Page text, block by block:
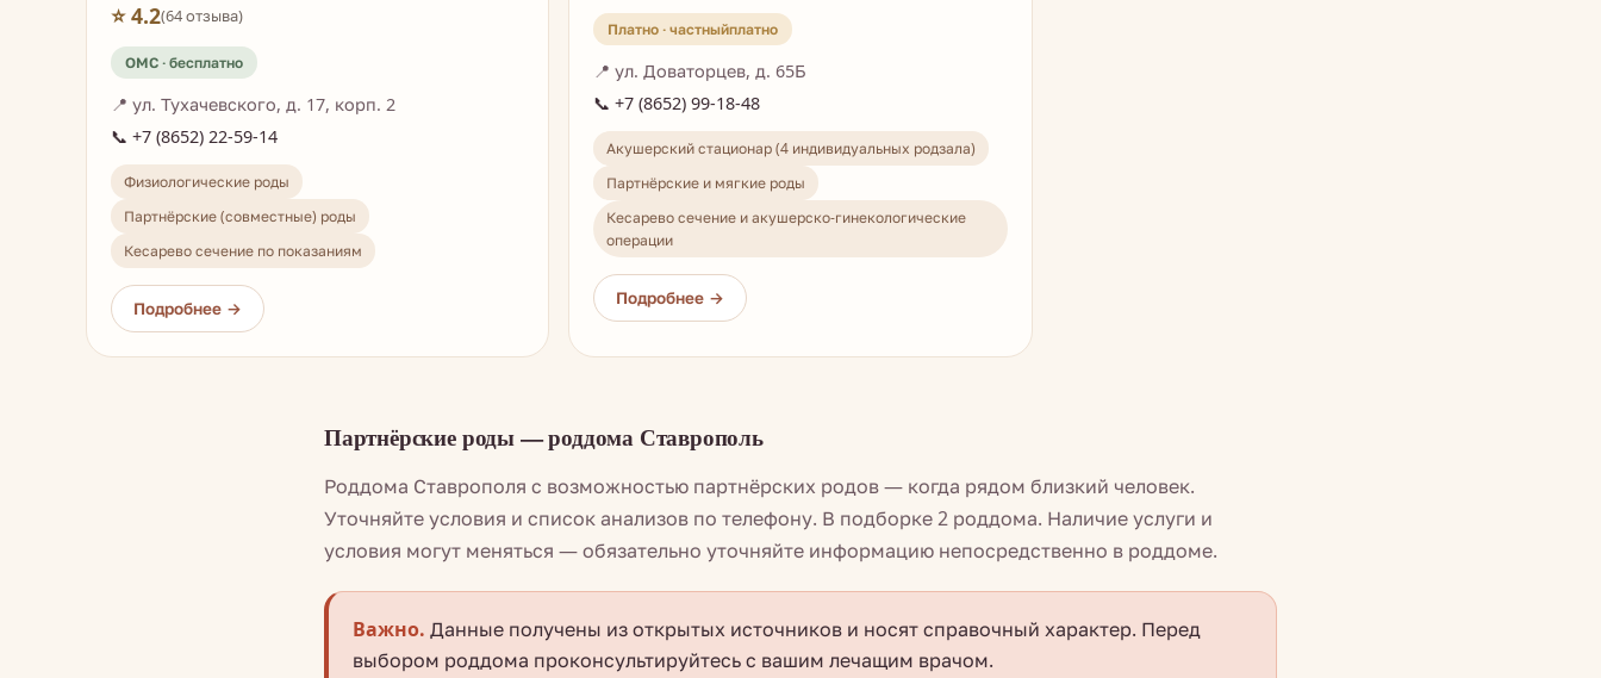
⭐ 4.2(64 отзыва)
📍 ул. Тухачевского, д. 17, корп. 2
📞 +7 (8652) 22-59-14
Физиологические роды
Партнёрские (совместные) роды
Кесарево сечение по показаниям
Платно · частный
📍 ул. Доваторцев, д. 65Б
📞 +7 (8652) 99-18-48
Акушерский стационар (4 индивидуальных родзала)
Партнёрские и мягкие роды
Кесарево сечение и акушерско-гинекологические
операции
Партнёрские роды — роддома Ставрополь
Роддома Ставрополя с возможностью партнёрских родов — когда рядом близкий человек.
Уточняйте условия и список анализов по телефону. В подборке 2 роддома. Наличие услуги и
условия могут меняться — обязательно уточняйте информацию непосредственно в роддоме.
Важно. Данные получены из открытых источников и носят справочный характер. Перед
выбором роддома проконсультируйтесь с вашим лечащим врачом.